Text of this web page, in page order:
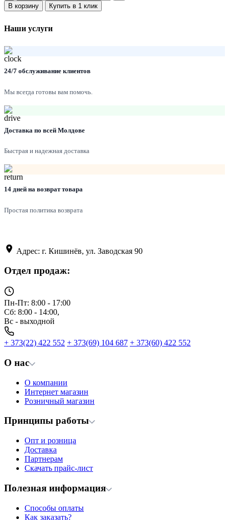
В корзину Купить в 1 клик
Наши услуги
24/7 обслуживание клиентов
Мы всегда готовы вам помочь.
Доставка по всей Молдове
Быстрая и надежная доставка
14 дней на возврат товара
Простая политика возврата
Адрес: г. Кишинёв, ул. Заводская 90
Отдел продаж:
Пн-Пт: 8:00 - 17:00
Сб: 8:00 - 14:00,
Вс - выходной
+ 373(22) 422 552 + 373(69) 104 687 + 373(60) 422 552
О нас
О компании
Интернет магазин
Розничный магазин
Принципы работы
Опт и розница
Доставка
Партнерам
Скачать прайс-лист
Полезная информация
Способы оплаты
Как заказать?